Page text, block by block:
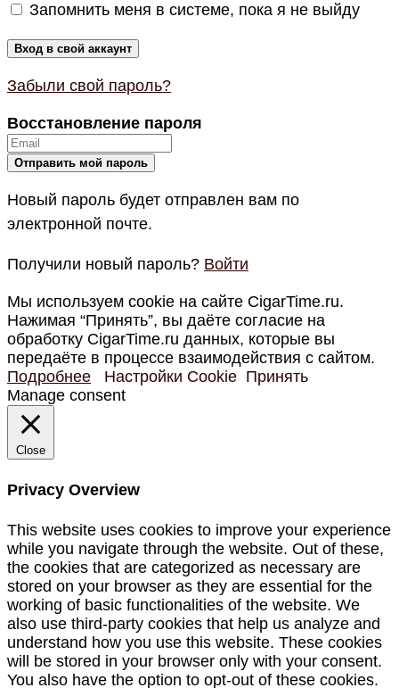
Запомнить меня в системе, пока я не выйду
Забыли свой пароль?
Восстановление пароля
Новый пароль будет отправлен вам по
электронной почте.
Получили новый пароль? Войти
Мы используем cookie на сайте CigarTime.ru.
Нажимая “Принять”, вы даёте согласие на
обработку CigarTime.ru данных, которые вы
передаёте в процессе взаимодействия с сайтом.
Подробнее
Настройки Cookie Принять
Manage consent
Close
Privacy Overview
This website uses cookies to improve your experience
while you navigate through the website. Out of these,
the cookies that are categorized as necessary are
stored on your browser as they are essential for the
working of basic functionalities of the website. We
also use third-party cookies that help us analyze and
understand how you use this website. These cookies
will be stored in your browser only with your consent.
You also have the option to opt-out of these cookies.